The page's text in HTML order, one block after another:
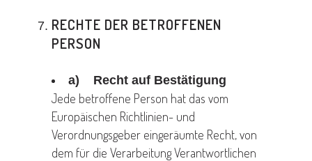
RECHTE DER BETROFFENEN
PERSON
a) Recht auf Bestätigung
Jede betroffene Person hat das vom
Europäischen Richtlinien- und
Verordnungsgeber eingeräumte Recht, von
dem für die Verarbeitung Verantwortlichen